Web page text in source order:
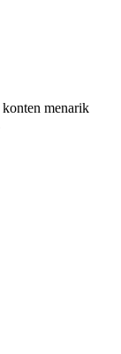
menarik